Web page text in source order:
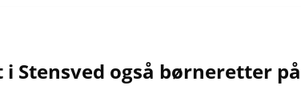
i Stensved også børneretter